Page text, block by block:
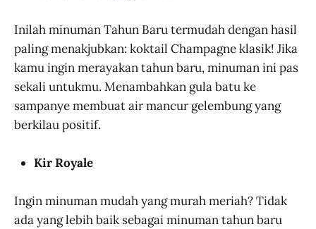
Inilah minuman Tahun Baru termudah dengan hasil
paling menakjubkan: koktail Champagne klasik! Jika
kamu ingin merayakan tahun baru, minuman ini pas
sekali untukmu. Menambahkan gula batu ke
sampanye membuat air mancur gelembung yang
berkilau positif.
Kir Royale
Ingin minuman mudah yang murah meriah? Tidak
ada yang lebih baik sebagai minuman tahun baru